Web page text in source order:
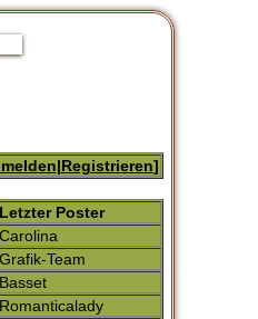
|Registrieren]
Letzter Poster
Carolina
Grafik-Team
Basset
Romanticalady